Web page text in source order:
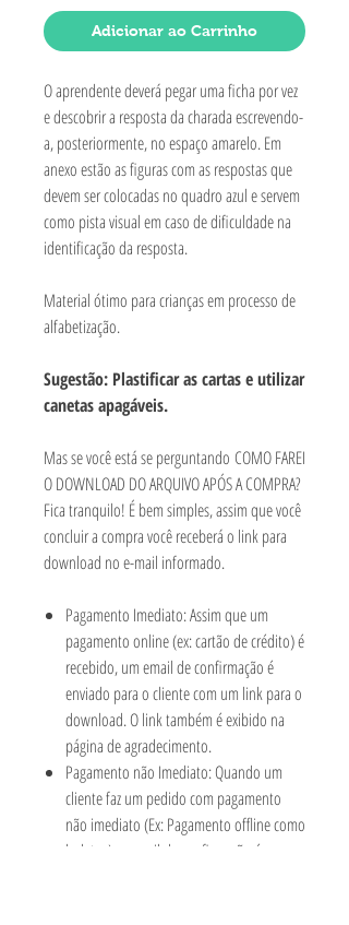
Adicionar ao Carrinho
O aprendente deverá pegar uma ficha por vez
e descobrir a resposta da charada escrevendo-
a, posteriormente, no espaço amarelo. Em
anexo estão as figuras com as respostas que
devem ser colocadas no quadro azul e servem
como pista visual em caso de dificuldade na
identificação da resposta.
Material ótimo para crianças em processo de
alfabetização.
Sugestão: Plastificar as cartas e utilizar
canetas apagáveis.
Mas se você está se perguntando COMO FAREI
O DOWNLOAD DO ARQUIVO APÓS A COMPRA?
Fica tranquilo! É bem simples, assim que você
concluir a compra você receberá o link para
download no e-mail informado.
Pagamento Imediato: Assim que um
pagamento online (ex: cartão de crédito) é
recebido, um email de confirmação é
enviado para o cliente com um link para o
download. O link também é exibido na
página de agradecimento.
Pagamento não Imediato: Quando um
cliente faz um pedido com pagamento
não imediato (Ex: Pagamento offline como
boletos), o email de confirmação é